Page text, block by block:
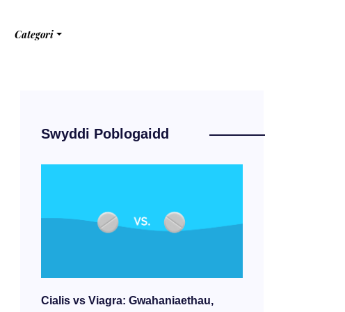
Categori
Swyddi Poblogaidd
Cialis vs Viagra: Gwahaniaethau,